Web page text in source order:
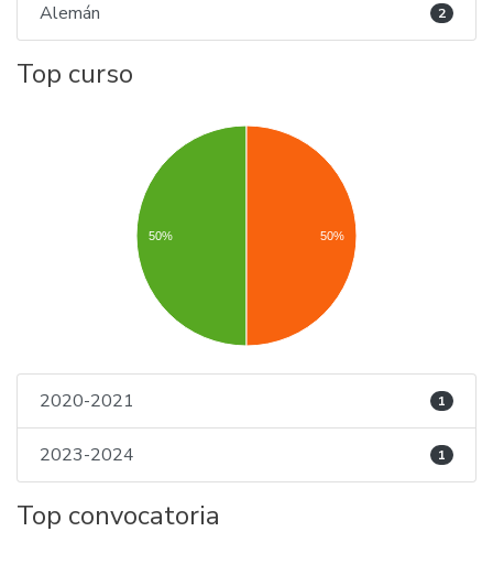
Alemán 2
Top curso
50% 50%
2020-2021 1
2023-2024 1
Top convocatoria